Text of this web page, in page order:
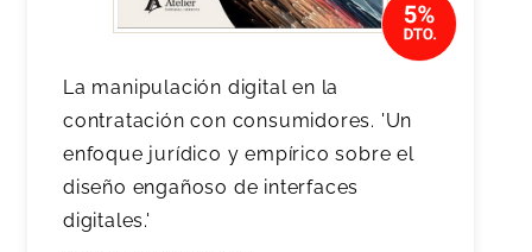
La manipulación digital en la
contratación con consumidores. 'Un
enfoque jurídico y empírico sobre el
diseño engañoso de interfaces
digitales.'